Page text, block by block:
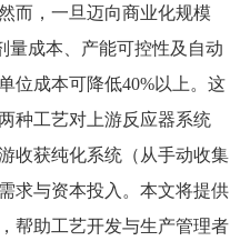
而，一旦迈向商业化规模
量成本、产能可控性及自动
位成本可降低40%以上。这
种工艺对上游反应器系统
收获纯化系统（从手动收集
求与资本投入。本文将提供
帮助工艺开发与生产管理者